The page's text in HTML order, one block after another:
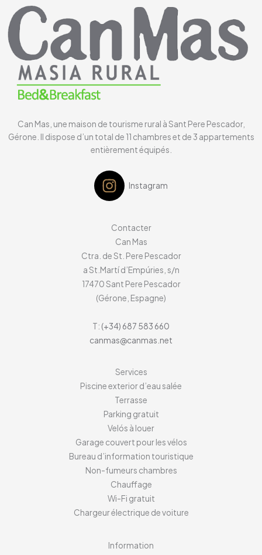
Can Mas, une maison de tourisme rural à Sant Pere Pescador,
Gérone. Il dispose d’un total de 11 chambres et de 3 appartements
entièrement équipés.
Instagram
Contacter
Can Mas
Ctra. de St. Pere Pescador
a St.Martí d’Empúries, s/n
17470Sant Pere Pescador
(Gérone, Espagne)
T: (+34) 687 583 660
canmas@canmas.net
Services
Piscine exterior d’eau salée
Terrasse
Parking gratuit
Velós à louer
Garage couvert pour les vélos
Bureau d’information touristique
Non-fumeurs chambres
Chauffage
Wi-Fi gratuit
Chargeur électrique de voiture
Information